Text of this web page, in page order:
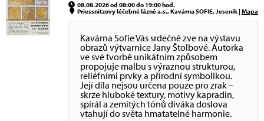
08.08.2026 od 08:00 do 19:00 hod.
Priessnitzovy léčebné lázně a.s., Kavárna SOFIE, Jeseník |Mapa
Kavárna Sofie Vás srdečně zve na výstavu
obrazů výtvarnice Jany Štolbové. Autorka
ve své tvorbě unikátním způsobem
propojuje malbu s výraznou strukturou,
reliéfními prvky a přírodní symbolikou.
Její díla nejsou určena pouze pro zrak –
skrze hluboké textury, motivy kapradin,
spirál a zemitých tónů diváka doslova
vtahují do světa hmatatelné harmonie.